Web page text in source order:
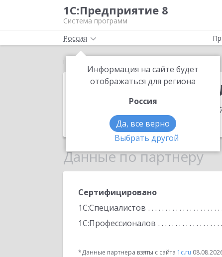
1С:Предприятие 8
Система программ
Россия
Информация на сайте будет
отображаться для региона
Россия
Да, все верно
Выбрать другой
Главная
Высшая
109559, Москва г,
Телефон: (495) 212-1076
Данные по партнеру
Сертифицировано
1С:Специалистов
1С:Профессионалов
*Данные партнера взяты с сайта 1c.ru